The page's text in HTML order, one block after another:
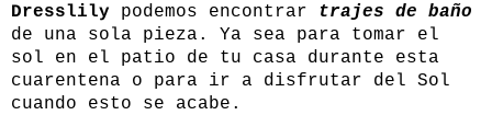
Dresslily podemos encontrar
trajes de baño
de una sola pieza. Ya sea para tomar el
sol en el patio de tu casa durante esta
cuarentena o para ir a disfrutar del Sol
cuando esto se acabe.